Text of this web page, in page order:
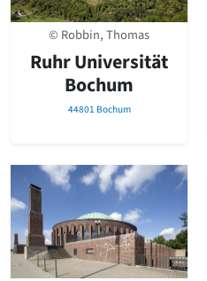
© Robbin, Thomas
Ruhr Universität
Bochum
44801 Bochum